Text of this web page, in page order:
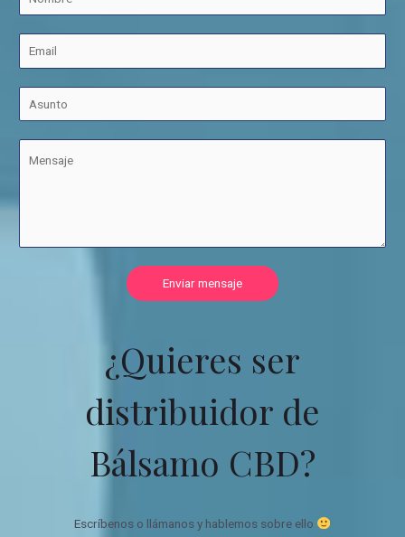
Enviar mensaje
¿Quieres ser
distribuidor de
Bálsamo CBD?
Escríbenos o llámanos y hablemos sobre ello